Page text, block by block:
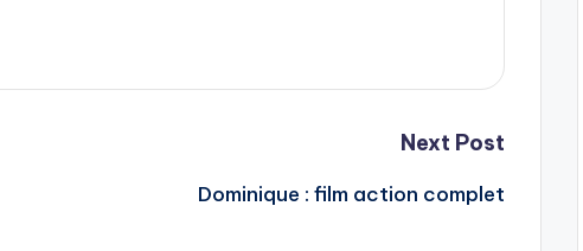
Next Post
Dominique : film action complet